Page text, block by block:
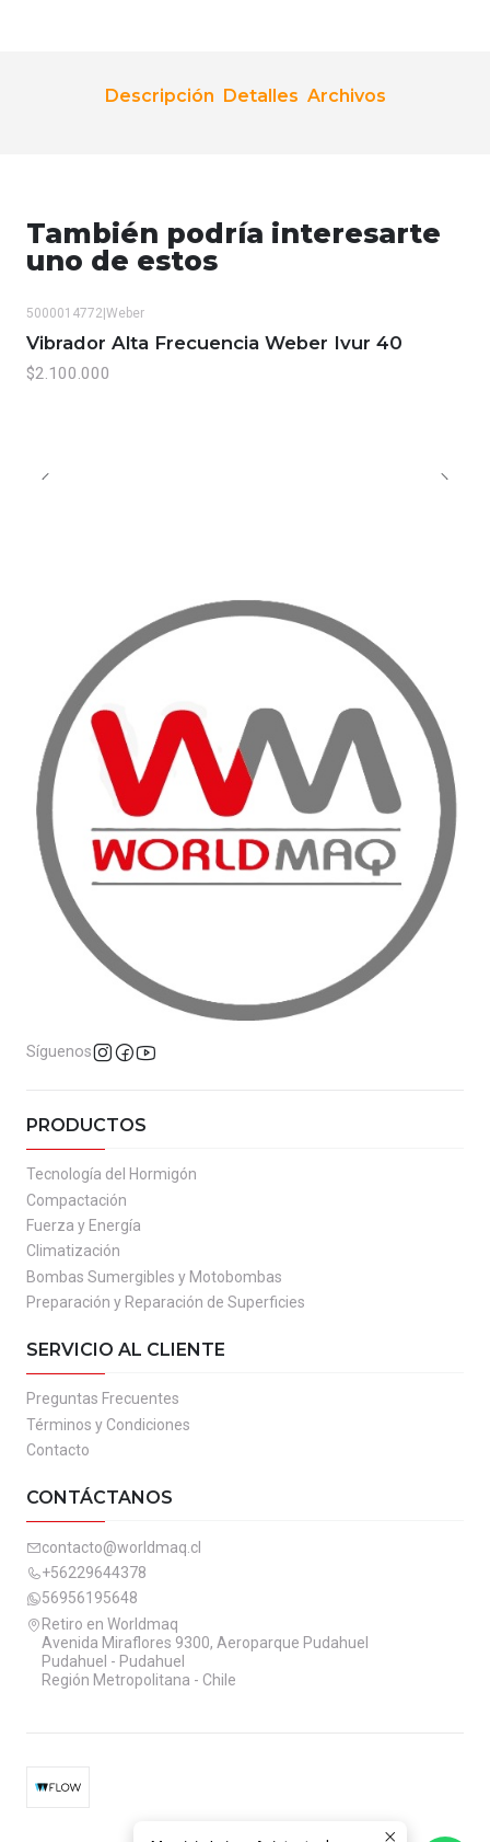
Descripción Detalles Archivos
También podría interesarte
uno de estos
5000014772 Weber
Vibrador Alta Frecuencia Weber Ivur 40
$2.100.000
Síguenos
PRODUCTOS
Tecnología del Hormigón
Compactación
Fuerza y Energía
Climatización
Bombas Sumergibles y Motobombas
Preparación y Reparación de Superficies
SERVICIO AL CLIENTE
Preguntas Frecuentes
Términos y Condiciones
Contacto
CONTÁCTANOS
contacto@worldmaq.cl
+56229644378
56956195648
Retiro en Worldmaq
Avenida Miraflores 9300, Aeroparque Pudahuel
Pudahuel - Pudahuel
Región Metropolitana - Chile